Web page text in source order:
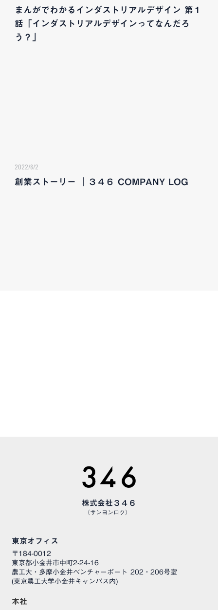
まんがでわかるインダストリアルデザイン 第１
話「インダストリアルデザインってなんだろ
う？」
2022/8/2
創業ストーリー ｜３４６ COMPANY LOG
株式会社３４６
（サンヨンロク）
東京オフィス
〒184-0012
東京都小金井市中町2-24-16
農工大・多摩小金井ベンチャーポート 202・206号室
(東京農工大学小金井キャンパス内)
本社